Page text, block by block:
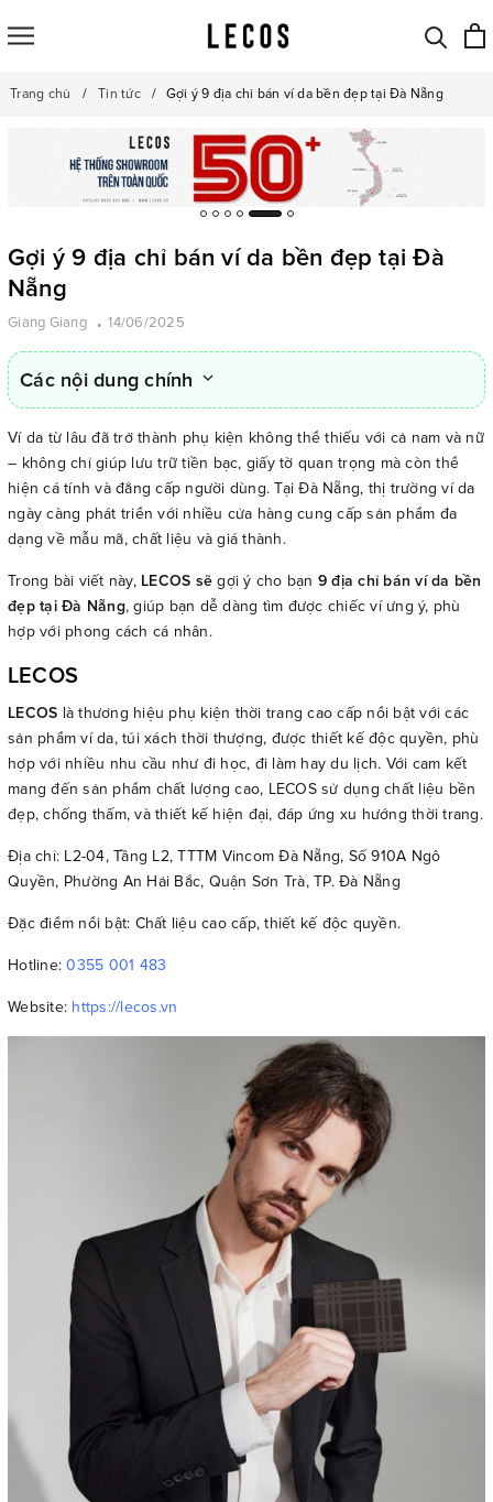
Trang chủ Tin tức Gợi ý 9 địa chỉ bán ví da bền đẹp tại Đà Nẵng
Gợi ý 9 địa chỉ bán ví da bền đẹp tại Đà
Nẵng
Giang Giang 14/06/2025
Các nội dung chính
Ví da từ lâu đã trở thành phụ kiện không thể thiếu với cả nam và nữ
– không chỉ giúp lưu trữ tiền bạc, giấy tờ quan trọng mà còn thể
hiện cá tính và đẳng cấp người dùng. Tại Đà Nẵng, thị trường ví da
ngày càng phát triển với nhiều cửa hàng cung cấp sản phẩm đa
dạng về mẫu mã, chất liệu và giá thành.
Trong bài viết này, LECOS sẽgợi ý cho bạn 9 địa chỉ bán ví da bền
đẹp tại Đà Nẵng, giúp bạn dễ dàng tìm được chiếc ví ưng ý, phù
hợp với phong cách cá nhân.
LECOS
LECOS là thương hiệu phụ kiện thời trang cao cấp nổi bật với các
sản phẩm ví da, túi xách thời thượng, được thiết kế độc quyền, phù
hợp với nhiều nhu cầu như đi học, đi làm hay du lịch. Với cam kết
mang đến sản phẩm chất lượng cao, LECOS sử dụng chất liệu bền
đẹp, chống thấm, và thiết kế hiện đại, đáp ứng xu hướng thời trang.
Địa chỉ: L2-04, Tầng L2, TTTM Vincom Đà Nẵng, Số 910A Ngô
Quyền, Phường An Hải Bắc, Quận Sơn Trà, TP. Đà Nẵng
Đặc điểm nổi bật: Chất liệu cao cấp, thiết kế độc quyền.
Hotline:0355 001 483
Website: https://lecos.vn